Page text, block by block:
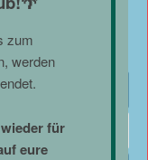
Service zu optimieren.
gemäß
Für alle in
gilt:
zum
werden
für
eure